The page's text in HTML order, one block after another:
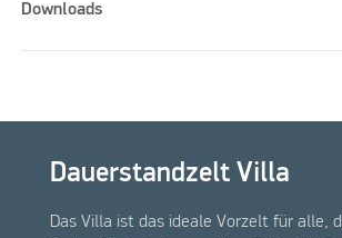
Downloads
Dauerstandzelt Villa
Das Villa ist das ideale Vorzelt für alle,